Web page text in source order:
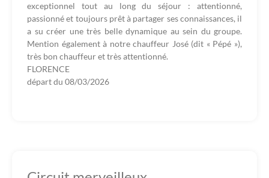
exceptionnel tout au long du séjour : attentionné,
passionné et toujours prêt à partager ses connaissances, il
a su créer une très belle dynamique au sein du groupe.
Mention également à notre chauffeur José (dit « Pépé »),
très bon chauffeur et très attentionné.
FLORENCE
départ du 08/03/2026